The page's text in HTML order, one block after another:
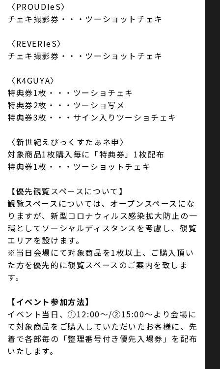
〈PROUDIeS〉
チェキ撮影券・・・ツーショットチェキ
〈REVERIeS〉
チェキ撮影券・・・ツーショットチェキ
〈K4GUYA〉
特典券1枚・・・ツーショチェキ
特典券2枚・・・ツーショ写メ
特典券3枚・・・サイン入りツーショチェキ
〈新世紀えぴっくすたぁネ申〉
対象商品1枚購入毎に「特典券」1枚配布
特典券1枚・・・ツーショットチェキ
【優先観覧スペースについて】
観覧スペースについては、オープンスペースにな
りますが、新型コロナウィルス感染拡大防止の一
環としてソーシャルディスタンスを考慮し、観覧
エリアを設けます。
※当日会場にて対象商品を1枚以上、ご購入頂い
た方を優先的に観覧スペースのご案内を致しま
す。
【イベント参加方法】
イベント当日、①12:00〜/②15:00〜より会場に
て対象商品をご購入していただいたお客様に、先
着で各部毎の「整理番号付き優先入場券」を配布
いたします。